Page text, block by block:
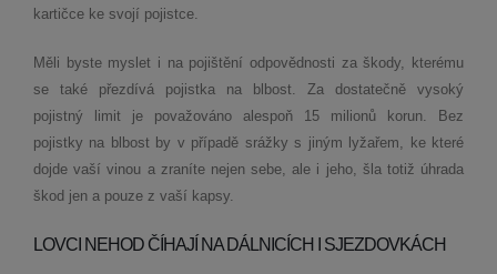
kartičce ke svojí pojistce.
Měli byste myslet i na pojištění odpovědnosti za škody, kterému
se také přezdívá pojistka na blbost. Za dostatečně vysoký
pojistný limit je považováno alespoň 15 milionů korun. Bez
pojistky na blbost by v případě srážky s jiným lyžařem, ke které
dojde vaší vinou a zraníte nejen sebe, ale i jeho, šla totiž úhrada
škod jen a pouze z vaší kapsy.
LOVCI NEHOD ČÍHAJÍ NA DÁLNICÍCH I SJEZDOVKÁCH